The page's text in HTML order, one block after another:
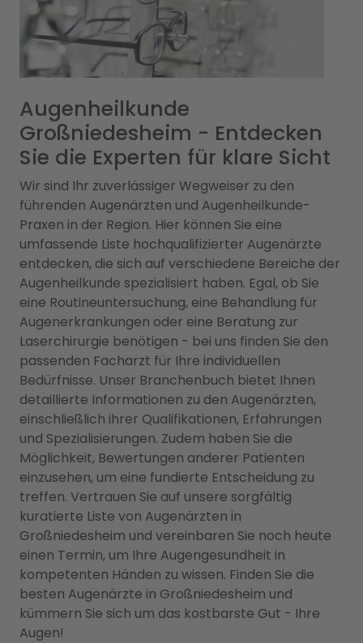
Augenheilkunde
Großniedesheim - Entdecken
Sie die Experten für klare Sicht
Wir sind Ihr zuverlässiger Wegweiser zu den
führenden Augenärzten und Augenheilkunde-
Praxen in der Region. Hier können Sie eine
umfassende Liste hochqualifizierter Augenärzte
entdecken, die sich auf verschiedene Bereiche der
Augenheilkunde spezialisiert haben. Egal, ob Sie
eine Routineuntersuchung, eine Behandlung für
Augenerkrankungen oder eine Beratung zur
Laserchirurgie benötigen - bei uns finden Sie den
passenden Facharzt für Ihre individuellen
Bedürfnisse. Unser Branchenbuch bietet Ihnen
detaillierte Informationen zu den Augenärzten,
einschließlich ihrer Qualifikationen, Erfahrungen
und Spezialisierungen. Zudem haben Sie die
Möglichkeit, Bewertungen anderer Patienten
einzusehen, um eine fundierte Entscheidung zu
treffen. Vertrauen Sie auf unsere sorgfältig
kuratierte Liste von Augenärzten in
Großniedesheim und vereinbaren Sie noch heute
einen Termin, um Ihre Augengesundheit in
kompetenten Händen zu wissen. Finden Sie die
besten Augenärzte in Großniedesheim und
kümmern Sie sich um das kostbarste Gut - Ihre
Augen!